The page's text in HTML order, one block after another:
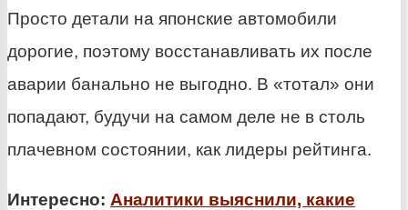
Просто детали на японские автомобили
дорогие, поэтому восстанавливать их после
аварии банально не выгодно. В «тотал» они
попадают, будучи на самом деле не в столь
плачевном состоянии, как лидеры рейтинга.
Интересно: Аналитики выяснили, какие